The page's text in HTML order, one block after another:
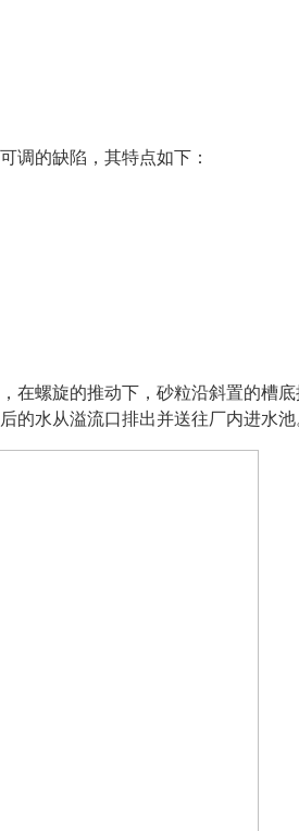
调的缺陷，其特点如下：
在螺旋的推动下，砂粒沿斜置的槽
的水从溢流口排出并送往厂内进水池